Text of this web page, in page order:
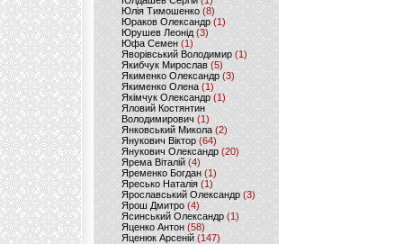
Юлія Тимошенко (8)
Юраков Олександр (1)
Юрушев Леонід (3)
Юфа Семен (1)
Яворівський Володимир (1)
Якибчук Мирослав (5)
Якименко Олександр (3)
Якименко Олена(1)
Якімчук Олександр (1)
Яловий Костянтин
Володимирович (1)
Янковський Микола(2)
Янукович Віктор (64)
Янукович Олександр(20)
Ярема Віталій(4)
Яременко Богдан(1)
Яресько Наталія(1)
Ярославський Олександр (3)
Ярош Дмитро (4)
Ясинський Олександр (1)
Яценко Антон(58)
Яценюк Арсеній (147)